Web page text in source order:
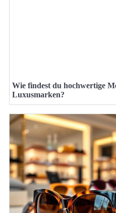
Wie findest du hochwertige
Luxusmarken?